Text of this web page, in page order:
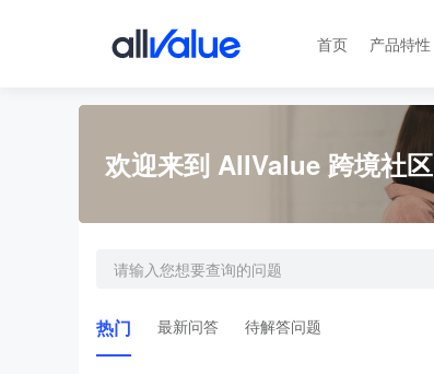
首页 产品特性
欢迎来到 AllValue 跨境社区
热门 最新问答 待解答问题